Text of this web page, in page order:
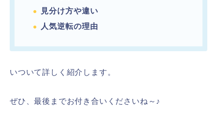
見分け方や違い
人気逆転の理由
いついて詳しく紹介します。
ぜひ、最後までお付き合いくださいね～♪